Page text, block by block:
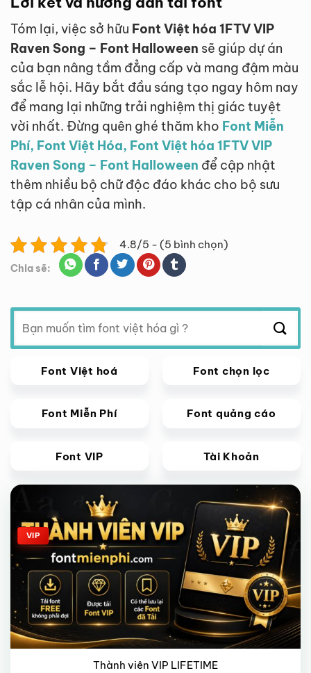
Tóm lại, việc sở hữu Font Việt hóa 1FTV VIP
Raven Song – Font Halloween sẽ giúp dự án
của bạn nâng tầm đẳng cấp và mang đậm màu
sắc lễ hội. Hãy bắt đầu sáng tạo ngay hôm nay
để mang lại những trải nghiệm thị giác tuyệt
vời nhất. Đừng quên ghé thăm kho Font Miễn
Phí, Font Việt Hóa, Font Việt hóa 1FTV VIP
Raven Song – Font Halloween để cập nhật
thêm nhiều bộ chữ độc đáo khác cho bộ sưu
tập cá nhân của mình.
4.8/5 - (5 bình chọn)
Chia sẽ:
Tìm
kiếm:
Font Việt hoá Font chọn lọc
Font Miễn Phí Font quảng cáo
Font VIP Tài Khoản
Giảm giá!
VIP
Thành viên VIP LIFETIME